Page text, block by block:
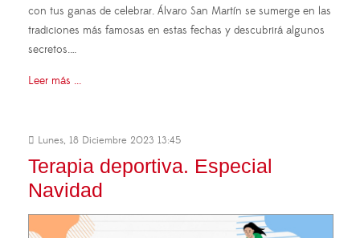
con tus ganas de celebrar. Álvaro San Martín se sumerge en las
tradiciones más famosas en estas fechas y descubrirá algunos
secretos.…
Leer más ...
Lunes, 18 Diciembre 2023 13:45
Terapia deportiva. Especial
Navidad